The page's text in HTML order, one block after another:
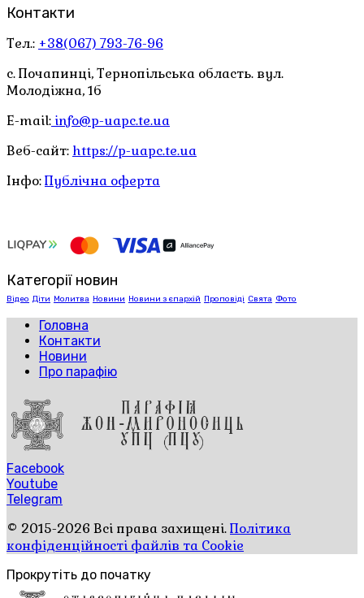
Контакти
Тел.: +38(067) 793-76-96
с. Почапинці, Тернопільська область. вул.
Молодіжна, 1б
E-mail: info@p-uapc.te.ua
Веб-сайт: https://p-uapc.te.ua
Інфо:Публічна оферта
Категорії новин
Відео Діти Молитва Новини Новини з єпархій Проповіді Свята Фото
Головна
Контакти
Новини
Про парафію
Facebook
Youtube
Telegram
© 2015-2026 Всі права захищені.Політика
конфіденційності файлів та Cookie
Прокрутіть до початку